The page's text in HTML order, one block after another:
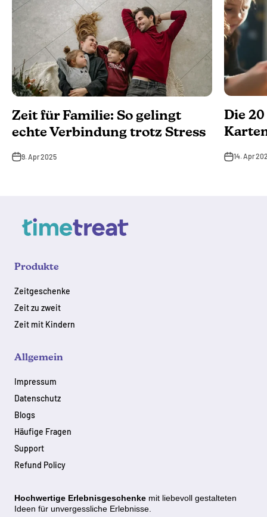
Zeit für Familie: So gelingt
echte Verbindung trotz Stress
9. Apr 2025
Die
14. Apr
Produkte
Zeitgeschenke
Zeit zu zweit
Zeit mit Kindern
Allgemein
Impressum
Datenschutz
Blogs
Häufige Fragen
Support
Refund Policy
Hochwertige Erlebnisgeschenke mit liebevoll gestalteten
Ideen für unvergessliche Erlebnisse.